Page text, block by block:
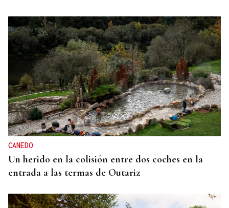
CANEDO
Un herido en la colisión entre dos coches en la
entrada a las termas de Outariz